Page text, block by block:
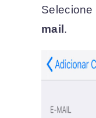
Selecione
mail.